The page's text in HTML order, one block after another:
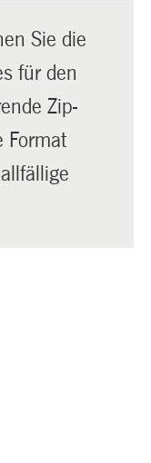
Sie die
für den
Zip-
Format